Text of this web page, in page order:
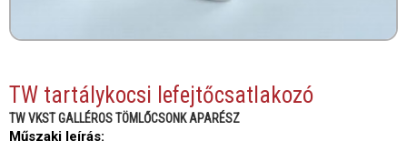
TW tartálykocsi lefejtőcsatlakozó
TW VKST GALLÉROS TÖMLŐCSONK APARÉSZ
Műszaki leírás: